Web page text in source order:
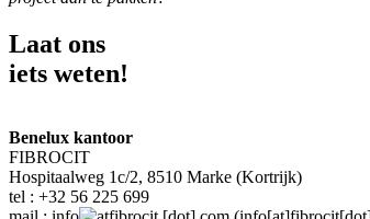
Laat ons
iets weten!
Benelux kantoor
FIBROCIT
Hospitaalweg 1c/2, 8510 Marke (Kortrijk)
tel : +32 56 225 699